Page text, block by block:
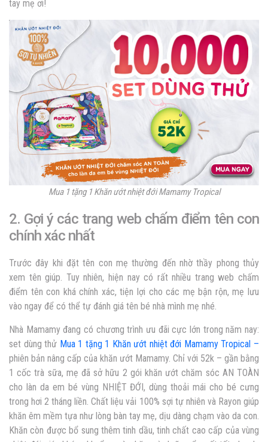
tay mẹ ơi!
Mua 1 tặng 1 Khăn ướt nhiệt đới Mamamy Tropical
2. Gợi ý các trang web chấm điểm tên con
chính xác nhất
Trước đây khi đặt tên con mẹ thường đến nhờ thầy phong thủy
xem tên giúp. Tuy nhiên, hiện nay có rất nhiều trang web chấm
điểm tên con khá chính xác, tiện lợi cho các mẹ bận rộn, mẹ lưu
vào ngay để có thể tự đánh giá tên bé nhà mình mẹ nhé.
Nhà Mamamy đang có chương trình ưu đãi cực lớn trong năm nay:
set dùng thử Mua 1 tặng 1 Khăn ướt nhiệt đới Mamamy Tropical –
phiên bản nâng cấp của khăn ướt Mamamy. Chỉ với 52k – gần bằng
1 cốc trà sữa, mẹ đã sở hữu 2 gói khăn ướt chăm sóc AN TOÀN
cho làn da em bé vùng NHIỆT ĐỚI, dùng thoải mái cho bé cưng
trong hơi 2 tháng liền. Chất liệu vải 100% sợi tự nhiên và Rayon giúp
khăn êm mềm tựa như lòng bàn tay mẹ, dịu dàng chạm vào da con.
Khăn còn được bổ sung thêm tinh dầu, tinh chất cao cấp của vùng